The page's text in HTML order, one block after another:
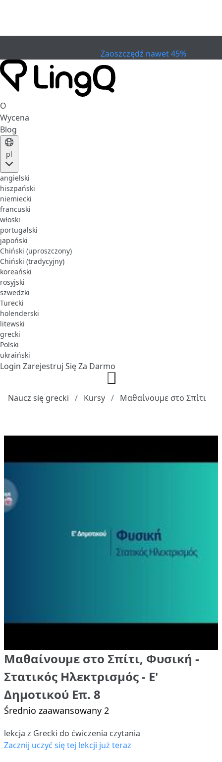
Zaoszczędź nawet 45%
O
Wycena
Blog
pl
angielski
hiszpański
niemiecki
francuski
włoski
portugalski
japoński
Chiński (uproszczony)
Chiński (tradycyjny)
koreański
rosyjski
szwedzki
Turecki
holenderski
litewski
grecki
Polski
ukraiński
Login Zarejestruj Się Za Darmo
Naucz się grecki Kursy Μαθαίνουμε στο Σπίτι
Μαθαίνουμε στο Σπίτι, Φυσική -
Στατικός Ηλεκτρισμός - Ε'
Δημοτικού Επ. 8
Średnio zaawansowany 2
lekcja z Grecki do ćwiczenia czytania
Zacznij uczyć się tej lekcji już teraz